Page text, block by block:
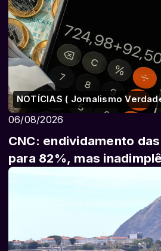
NOTÍCIAS ( Jornalismo
06/08/2026
CNC: endividamento
para 82%, mas